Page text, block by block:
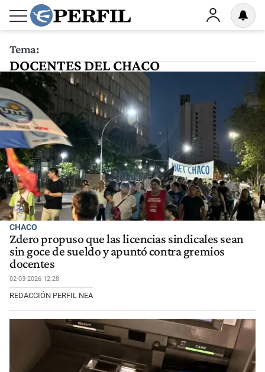
Tema:
DOCENTES DEL CHACO
CHACO
Zdero propuso que las licencias sindicales sean
sin goce de sueldo y apuntó contra gremios
docentes
02-03-2026 12:28
REDACCIÓN PERFIL NEA